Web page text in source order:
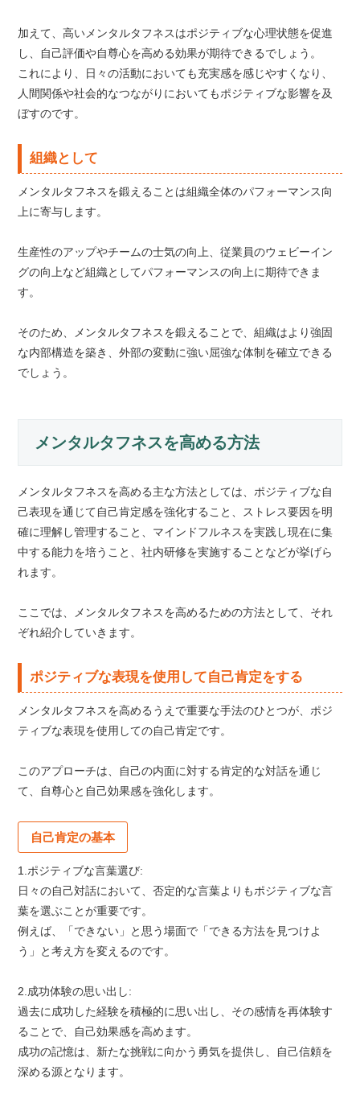
加えて、高いメンタルタフネスはポジティブな心理状態を促進
し、自己評価や自尊心を高める効果が期待できるでしょう。
これにより、日々の活動においても充実感を感じやすくなり、
人間関係や社会的なつながりにおいてもポジティブな影響を及
ぼすのです。
組織として
メンタルタフネスを鍛えることは組織全体のパフォーマンス向
上に寄与します。
生産性のアップやチームの士気の向上、従業員のウェビーイン
グの向上など組織としてパフォーマンスの向上に期待できま
す。
そのため、メンタルタフネスを鍛えることで、組織はより強固
な内部構造を築き、外部の変動に強い屈強な体制を確立できる
でしょう。
メンタルタフネスを高める方法
メンタルタフネスを高める主な方法としては、ポジティブな自
己表現を通じて自己肯定感を強化すること、ストレス要因を明
確に理解し管理すること、マインドフルネスを実践し現在に集
中する能力を培うこと、社内研修を実施することなどが挙げら
れます。
ここでは、メンタルタフネスを高めるための方法として、それ
ぞれ紹介していきます。
ポジティブな表現を使用して自己肯定をする
メンタルタフネスを高めるうえで重要な手法のひとつが、ポジ
ティブな表現を使用しての自己肯定です。
このアプローチは、自己の内面に対する肯定的な対話を通じ
て、自尊心と自己効果感を強化します。
自己肯定の基本
1.ポジティブな言葉選び:
日々の自己対話において、否定的な言葉よりもポジティブな言
葉を選ぶことが重要です。
例えば、「できない」と思う場面で「できる方法を見つけよ
う」と考え方を変えるのです。
2.成功体験の思い出し:
過去に成功した経験を積極的に思い出し、その感情を再体験す
ることで、自己効果感を高めます。
成功の記憶は、新たな挑戦に向かう勇気を提供し、自己信頼を
深める源となります。